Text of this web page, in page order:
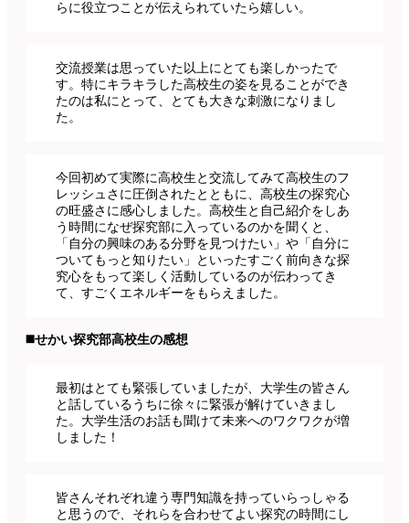
らに役立つことが伝えられていたら嬉しい。
交流授業は思っていた以上にとても楽しかったで
す。特にキラキラした高校生の姿を見ることができ
たのは私にとって、とても大きな刺激になりまし
た。
今回初めて実際に高校生と交流してみて高校生のフ
レッシュさに圧倒されたとともに、高校生の探究心
の旺盛さに感心しました。高校生と自己紹介をしあ
う時間になぜ探究部に入っているのかを聞くと、
「自分の興味のある分野を見つけたい」や「自分に
ついてもっと知りたい」といったすごく前向きな探
究心をもって楽しく活動しているのが伝わってき
て、すごくエネルギーをもらえました。
◼️せかい探究部高校生の感想
最初はとても緊張していましたが、大学生の皆さん
と話しているうちに徐々に緊張が解けていきまし
た。大学生活のお話も聞けて未来へのワクワクが増
しました！
皆さんそれぞれ違う専門知識を持っていらっしゃる
と思うので、それらを合わせてよい探究の時間にし